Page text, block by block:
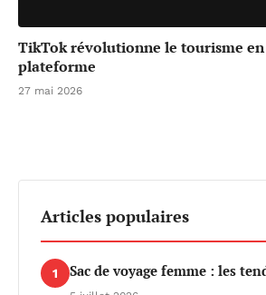
TikTok révolutionne le tourisme
plateforme
27 mai 2026
Articles populaires
1 Sac de voyage femme : les